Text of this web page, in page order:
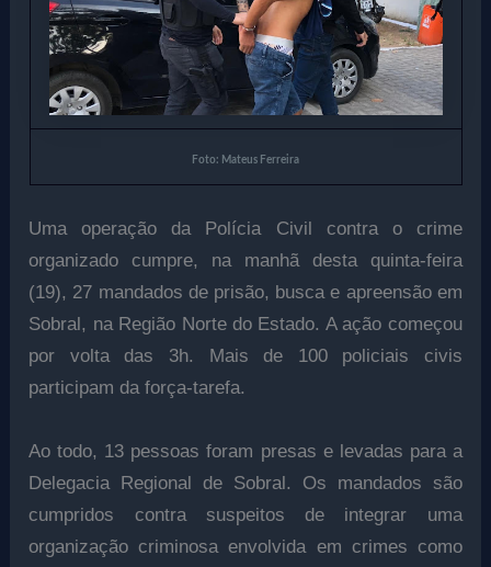
Foto: Mateus Ferreira
Uma operação da Polícia Civil contra o crime
organizado cumpre, na manhã desta quinta-feira
(19), 27 mandados de prisão, busca e apreensão em
Sobral, na Região Norte do Estado. A ação começou
por volta das 3h. Mais de 100 policiais civis
participam da força-tarefa.
Ao todo, 13 pessoas foram presas e levadas para a
Delegacia Regional de Sobral. Os mandados são
cumpridos contra suspeitos de integrar uma
organização criminosa envolvida em crimes como